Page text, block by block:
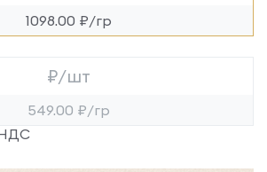
1098.00 ₽/гр
₽/шт
549.00 ₽/гр
НДС